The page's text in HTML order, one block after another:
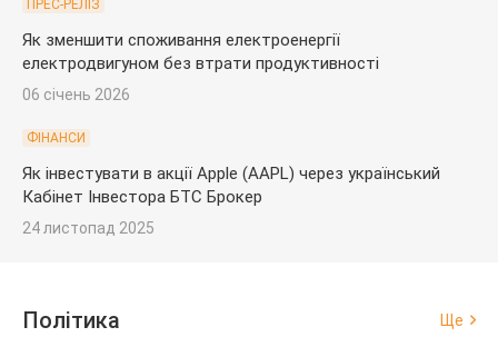
ПРЕС-РЕЛІЗ
Як зменшити споживання електроенергії
електродвигуном без втрати продуктивності
06 січень 2026
ФІНАНСИ
Як інвестувати в акції Apple (AAPL) через український
Кабінет Інвестора БТС Брокер
24 листопад 2025
Політика Ще